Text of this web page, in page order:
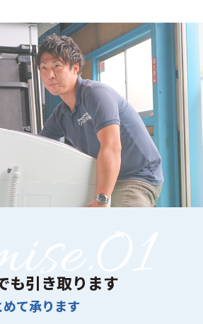
も引き取ります
て承ります